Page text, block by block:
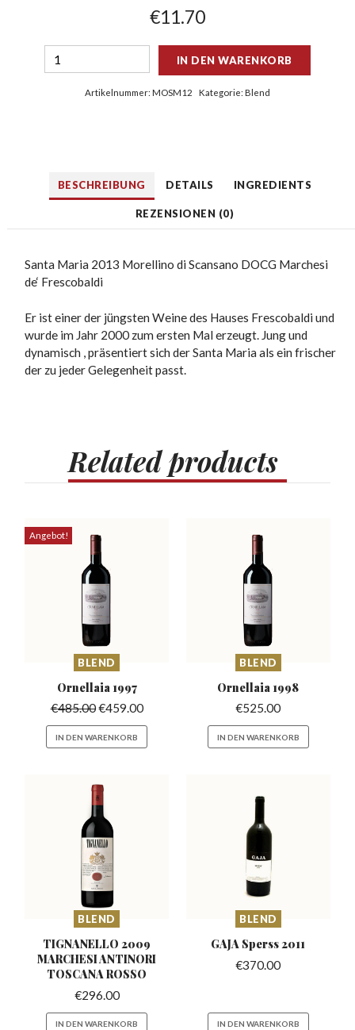
€11.70
IN DEN WARENKORB
Artikelnummer:MOSM12 Kategorie: Blend
BESCHREIBUNG DETAILS INGREDIENTS
REZENSIONEN (0)
Santa Maria 2013 Morellino di Scansano DOCG Marchesi
de‘ Frescobaldi
Er ist einer der jüngsten Weine des Hauses Frescobaldi und
wurde im Jahr 2000 zum ersten Mal erzeugt. Jung und
dynamisch , präsentiert sich der Santa Maria als ein frischer
der zu jeder Gelegenheit passt.
Relatedproducts
Angebot!
BLEND
Ornellaia 1997
€485.00€459.00
IN DEN WARENKORB
BLEND
Ornellaia 1998
€525.00
IN DEN WARENKORB
BLEND
TIGNANELLO 2009
MARCHESIANTINORI
TOSCANA ROSSO
€296.00
IN DEN WARENKORB
BLEND
GAJA Sperss 2011
€370.00
IN DEN WARENKORB